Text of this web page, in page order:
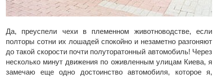
Да, преуспели чехи в племенном животноводстве, если
полторы сотни их лошадей спокойно и незаметно разгоняют
до такой скорости почти полуторатонный автомобиль! Через
несколько минут движения по оживленным улицам Киева, я
замечаю еще одно достоинство автомобиля, которое я,